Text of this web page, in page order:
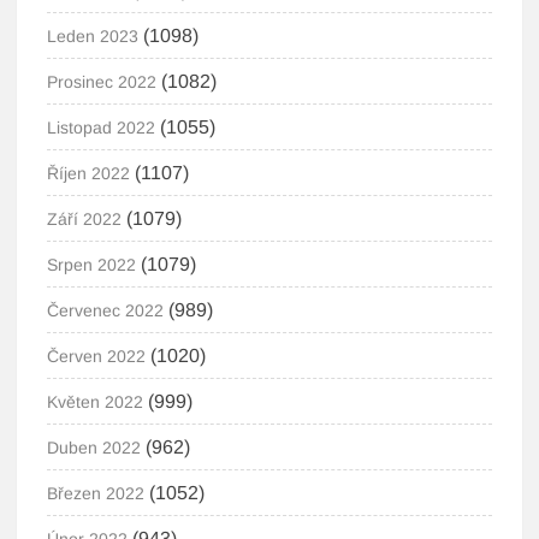
Leden 2023 (1098)
Prosinec 2022 (1082)
Listopad 2022 (1055)
Říjen 2022 (1107)
Září 2022 (1079)
Srpen 2022 (1079)
Červenec 2022 (989)
Červen 2022 (1020)
Květen 2022 (999)
Duben 2022 (962)
Březen 2022 (1052)